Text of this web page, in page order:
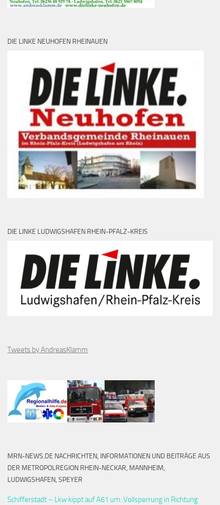
DIE LINKE NEUHOFEN RHEINAUEN
DIE LINKE LUDWIGSHAFEN RHEIN-PFALZ-KREIS
Tweets by AndreasKlamm
MRN-NEWS.DE NACHRICHTEN, INFORMATIONEN UND BEITRÄGE AUS
DER METROPOLREGION RHEIN-NECKAR, MANNHEIM,
LUDWIGSHAFEN, SPEYER
Schifferstadt – Lkw kippt auf A61 um: Vollsperrung in Richtung